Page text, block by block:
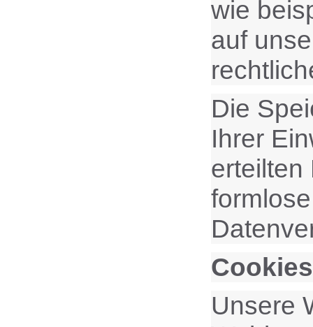
wie
auf
Die
Ihrer
erteilten
Cookies
Unsere